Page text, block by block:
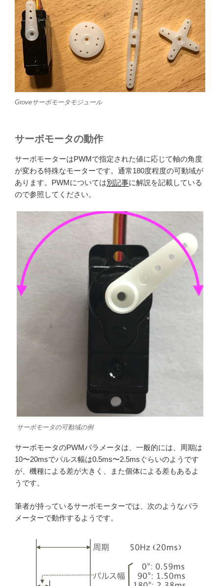
Groveサーボモータモジュール
サーボモータの動作
サーボモーターはPWMで指定された値に応じて軸の角度
が変わる特殊なモーターです。通常180度程度の可動域が
あります。PWMについては別記事に解説を記載している
ので参照してください。
サーボモータの可動域の例
サーボモータのPWMパラメータは、一般的には、周期は
10〜20msでパルス幅は0.5ms〜2.5msぐらいのようです
が、機種による差が大きく、また個体による差もあるよ
うです。
筆者が持っているサーボモーターでは、次のようなパラ
メーターで動作するようです。